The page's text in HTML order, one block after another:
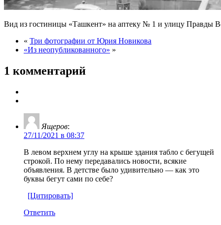
Вид из гостиницы «Ташкент» на аптеку № 1 и улицу Правды
« Три фотографии от Юрия Новикова
«Из неопубликованного» »
1 комментарий
Ящеров:
27/11/2021 в 08:37
В левом верхнем углу на крыше здания табло с бегущей
строкой. По нему передавались новости, всякие
объявления. В детстве было удивительно — как это
буквы бегут сами по себе?
[Цитировать]
Ответить